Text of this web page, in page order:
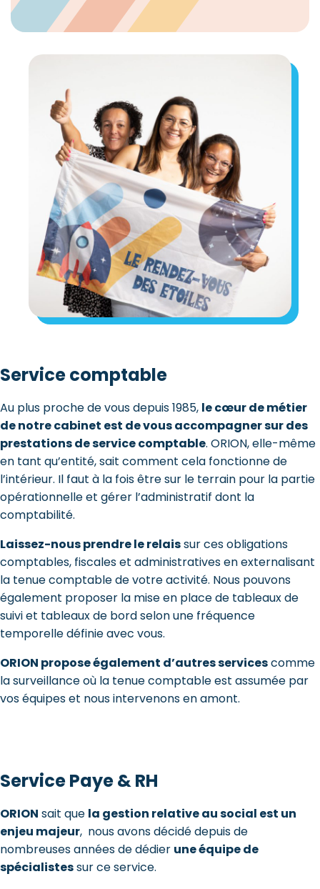
Service comptable
Au plus proche de vous depuis 1985, le cœur de métier
de notre cabinet est de vous accompagner sur des
prestations de service comptable. ORION, elle-même
en tant qu’entité, sait comment cela fonctionne de
l’intérieur. Il faut à la fois être sur le terrain pour la partie
opérationnelle et gérer l’administratif dont la
comptabilité.
Laissez-nous prendre le relaissur ces obligations
comptables, fiscales et administratives en externalisant
la tenue comptable de votre activité. Nous pouvons
également proposer la mise en place de tableaux de
suivi et tableaux de bord selon une fréquence
temporelle définie avec vous.
ORION propose également d’autres servicescomme
la surveillance où la tenue comptable est assumée par
vos équipes et nous intervenons en amont.
Service Paye & RH
ORION sait que la gestion relative au social est un
enjeu majeur, nous avons décidé depuis de
nombreuses années de dédier une équipe de
spécialistessur ce service.